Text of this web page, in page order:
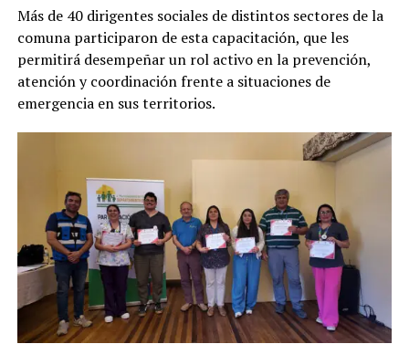
Más de 40 dirigentes sociales de distintos sectores de la
comuna participaron de esta capacitación, que les
permitirá desempeñar un rol activo en la prevención,
atención y coordinación frente a situaciones de
emergencia en sus territorios.